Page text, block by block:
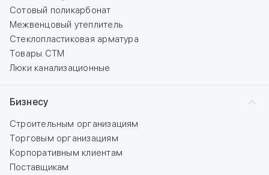
Сотовый поликарбонат
Межвенцовый утеплитель
Стеклопластиковая арматура
Товары СТМ
Люки канализационные
Бизнесу
Строительным организациям
Торговым организациям
Корпоративным клиентам
Поставщикам